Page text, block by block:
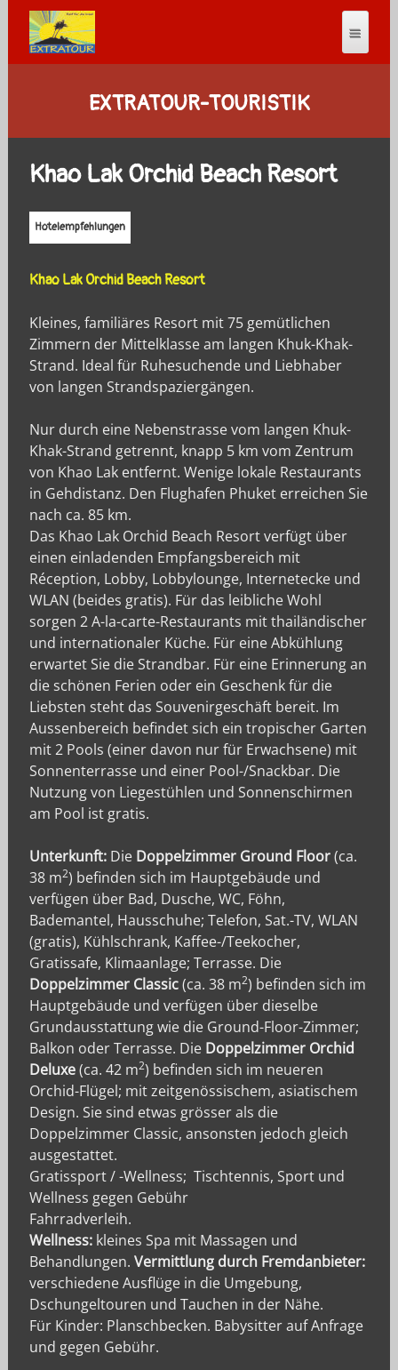
EXTRATOUR-TOURISTIK
Khao Lak Orchid Beach Resort
Hotelempfehlungen
Khao Lak Orchid Beach Resort
Kleines, familiäres Resort mit 75 gemütlichen
Zimmern der Mittelklasse am langen Khuk-Khak-
Strand. Ideal für Ruhesuchende und Liebhaber
von langen Strandspaziergängen.
Nur durch eine Nebenstrasse vom langen Khuk-
Khak-Strand getrennt, knapp 5 km vom Zentrum
von Khao Lak entfernt. Wenige lokale Restaurants
in Gehdistanz. Den Flughafen Phuket erreichen Sie
nach ca. 85 km.
Das Khao Lak Orchid Beach Resort verfügt über
einen einladenden Empfangsbereich mit
Réception, Lobby, Lobbylounge, Internetecke und
WLAN (beides gratis). Für das leibliche Wohl
sorgen 2 A-la-carte-Restaurants mit thailändischer
und internationaler Küche. Für eine Abkühlung
erwartet Sie die Strandbar. Für eine Erinnerung an
die schönen Ferien oder ein Geschenk für die
Liebsten steht das Souvenirgeschäft bereit. Im
Aussenbereich befindet sich ein tropischer Garten
mit 2 Pools (einer davon nur für Erwachsene) mit
Sonnenterrasse und einer Pool-/Snackbar. Die
Nutzung von Liegestühlen und Sonnenschirmen
am Pool ist gratis.
Unterkunft:Die Doppelzimmer Ground Floor(ca.
38 m2) befinden sich im Hauptgebäude und
verfügen über Bad, Dusche, WC, Föhn,
Bademantel, Hausschuhe; Telefon, Sat.-TV, WLAN
(gratis), Kühlschrank, Kaffee-/Teekocher,
Gratissafe, Klimaanlage; Terrasse. Die
Doppelzimmer Classic(ca. 38 m2) befinden sich im
Hauptgebäude und verfügen über dieselbe
Grundausstattung wie die Ground-Floor-Zimmer;
Balkon oder Terrasse. Die Doppelzimmer Orchid
Deluxe(ca. 42 m2) befinden sich im neueren
Orchid-Flügel; mit zeitgenössischem, asiatischem
Design. Sie sind etwas grösser als die
Doppelzimmer Classic, ansonsten jedoch gleich
ausgestattet.
Gratissport / -Wellness; Tischtennis, Sport und
Wellness gegen Gebühr
Fahrradverleih.
Wellness:kleines Spa mit Massagen und
Behandlungen. Vermittlung durch Fremdanbieter:
verschiedene Ausflüge in die Umgebung,
Dschungeltouren und Tauchen in der Nähe.
Für Kinder: Planschbecken. Babysitter auf Anfrage
und gegen Gebühr.